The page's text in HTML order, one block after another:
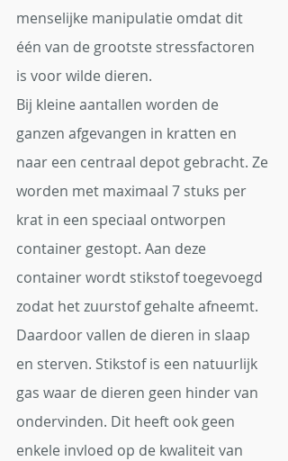
menselijke manipulatie omdat dit
één van de grootste stressfactoren
is voor wilde dieren.
Bij kleine aantallen worden de
ganzen afgevangen in kratten en
naar een centraal depot gebracht. Ze
worden met maximaal 7 stuks per
krat in een speciaal ontworpen
container gestopt. Aan deze
container wordt stikstof toegevoegd
zodat het zuurstof gehalte afneemt.
Daardoor vallen de dieren in slaap
en sterven. Stikstof is een natuurlijk
gas waar de dieren geen hinder van
ondervinden. Dit heeft ook geen
enkele invloed op de kwaliteit van